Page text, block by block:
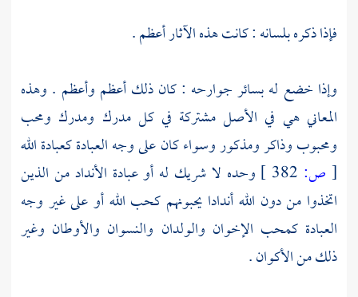
فإذا ذكره بلسانه : كانت هذه الآثار أعظم .
وإذا خضع له بسائر جوارحه : كان ذلك أعظم وأعظم . وهذه
المعاني هي في الأصل مشتركة في كل مدرك ومدرك ومحب
ومحبوب وذاكر ومذكور وسواء كان على وجه العبادة كعبادة الله
[ ص:
وحده لا شريك له أو عبادة الأنداد من الذين
اتخذوا من دون الله أندادا يحبونهم كحب الله أو على غير وجه
العبادة كمحب الإخوان والولدان والنسوان والأوطان وغير
ذلك من الأكوان .